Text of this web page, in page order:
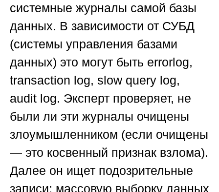
системные журналы самой базы
данных. В зависимости от СУБД
(системы управления базами
данных) это могут быть errorlog,
transaction log, slow query log,
audit log. Эксперт проверяет, не
были ли эти журналы очищены
злоумышленником (если очищены
— это косвенный признак взлома).
Далее он ищет подозрительные
записи: массовую выборку данных